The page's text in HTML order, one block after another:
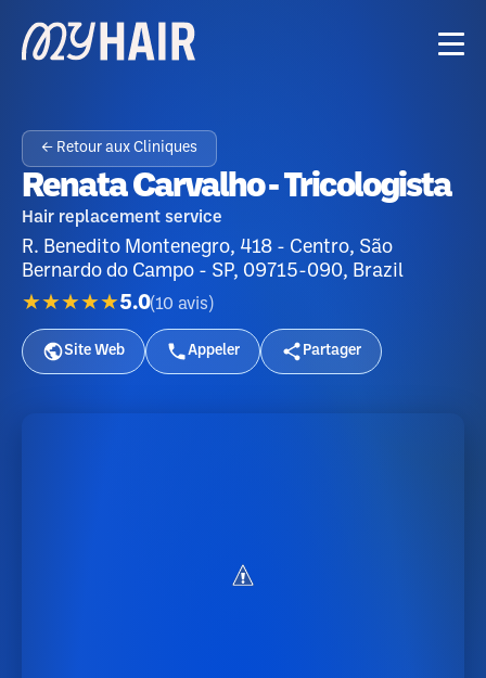
← Retour aux Cliniques
Renata Carvalho - Tricologista
Hair replacement service
R. Benedito Montenegro, 418 - Centro, São
Bernardo do Campo - SP, 09715-090, Brazil
★★★★★5.0(10 avis )
Site Web Appeler Partager